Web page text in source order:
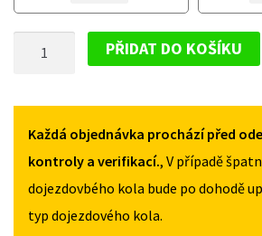
MNOŽSTVÍ
FL
ECOSPORT
125/80R15
PŘIDAT DO KOŠÍKU
Každá objednávka prochází před
kontroly a verifikací., V případě
dojezdovbého kola bude po dohodě
typ dojezdového kola.